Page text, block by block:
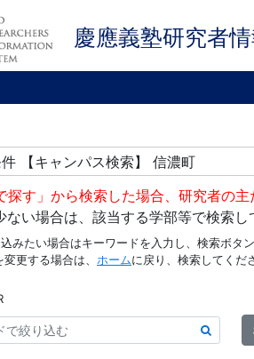
慶應義塾研究者
【キャンパス検索】 信濃町
す」から検索した場合、研究者の
ない場合は、該当する学部等で検索し
みたい場合はキーワードを入力し、検索ボタ
更する場合は、 ホームに戻り、検索してくだ